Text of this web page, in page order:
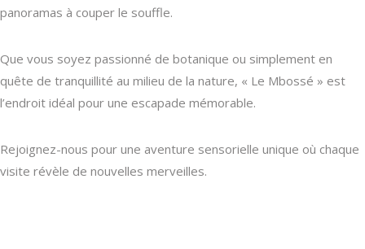
panoramas à couper le souffle.
Que vous soyez passionné de botanique ou simplement en
quête de tranquillité au milieu de la nature, « Le Mbossé » est
l’endroit idéal pour une escapade mémorable.
Rejoignez-nous pour une aventure sensorielle unique où chaque
visite révèle de nouvelles merveilles.